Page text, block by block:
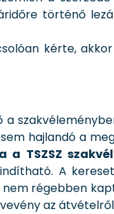
történő
kérte, akkor
a
hajlandó a
TSZSZ
A
régebben
az